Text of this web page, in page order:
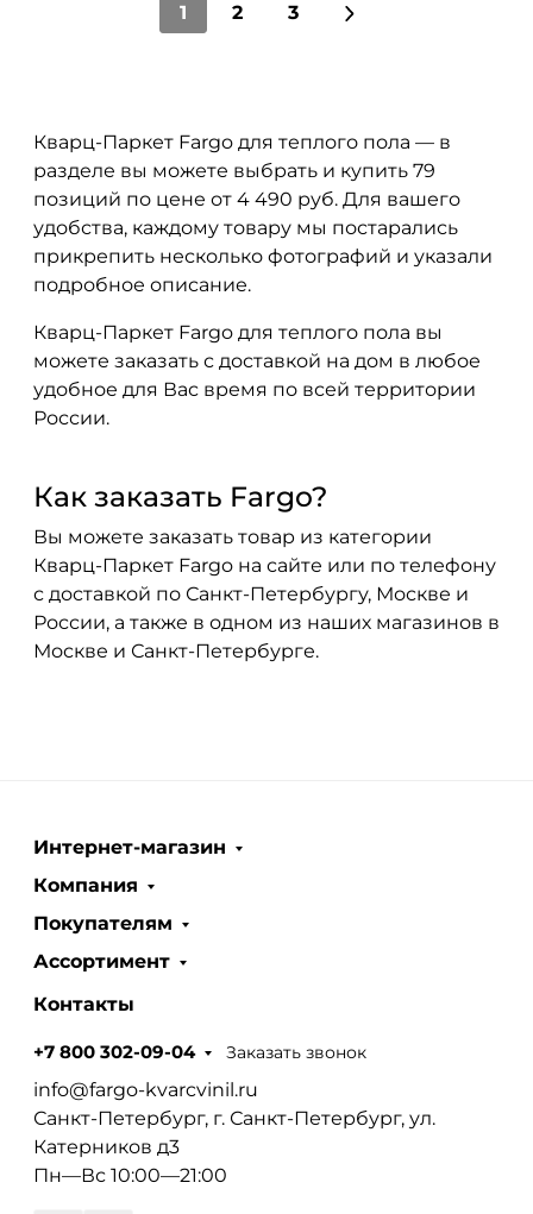
1 2 3
Кварц-Паркет Fargo для теплого пола — в
разделе вы можете выбрать и купить 79
позиций по цене от 4 490 руб. Для вашего
удобства, каждому товару мы постарались
прикрепить несколько фотографий и указали
подробное описание.
Кварц-Паркет Fargo для теплого пола вы
можете заказать с доставкой на дом в любое
удобное для Вас время по всей территории
России.
Как заказать Fargo?
Вы можете заказать товар из категории
Кварц-Паркет Fargo на сайте или по телефону
с доставкой по Санкт-Петербургу, Москве и
России, а также в одном из наших магазинов в
Москве и Санкт-Петербурге.
Интернет-магазин
Компания
Покупателям
Ассортимент
Контакты
+7 800 302-09-04 Заказать звонок
info@fargo-kvarcvinil.ru
Санкт-Петербург, г. Санкт-Петербург, ул.
Катерников д3
Пн—Вс 10:00—21:00